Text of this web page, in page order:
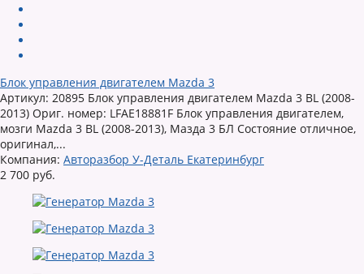
Блок управления двигателем Mazda 3
Артикул: 20895 Блок управления двигателем Mazda 3 BL (2008-
2013) Ориг. номер: LFAE18881F Блок управления двигателем,
мозги Mazda 3 BL (2008-2013), Мазда 3 БЛ Состояние отличное,
оригинал,...
Компания: Авторазбор У-Деталь Екатеринбург
2 700 руб.